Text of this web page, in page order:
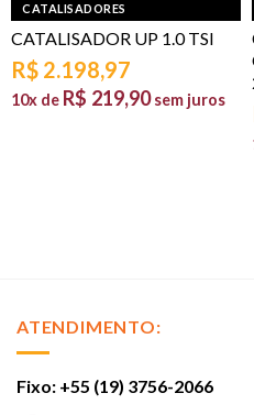
CATALISADORES
CATALISADOR UP 1.0 TSI
R$ 2.198,97
10x de R$ 219,90 sem juros
ATENDIMENTO:
Fixo: +55 (19) 3756-2066